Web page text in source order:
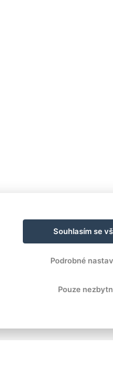
Souhlasím se
Podrobné
Pouze